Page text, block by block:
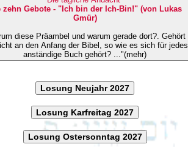
zehn Gebote - "Ich bin der Ich-Bin!" (von Lukas
Gmür)
diese Präambel und warum gerade dort?. Gehört
an den Anfang der Bibel, so wie es sich für jedes
anständige Buch gehört? ..."(mehr)
Losung Neujahr 2027
Losung Karfreitag 2027
Losung Ostersonntag 2027